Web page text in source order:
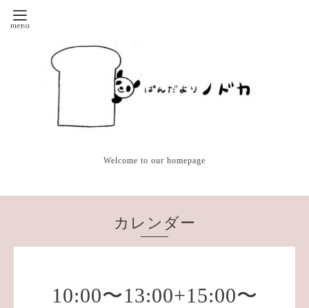
Welcome to our homepage
カレンダー
10:00〜13:00+15:00〜